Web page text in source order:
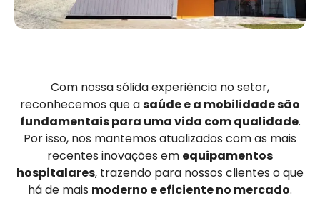
Com nossa sólida experiência no setor,
reconhecemos que asaúde e a mobilidade são
fundamentais para uma vida com qualidade.
Por isso, nos mantemos atualizados com as mais
recentes inovações em equipamentos
hospitalares, trazendo para nossos clientes o que
há de mais moderno e eficiente no mercado.